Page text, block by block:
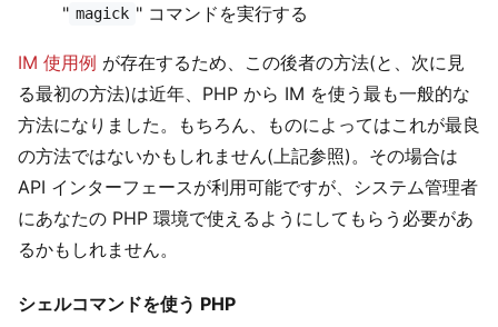
" magick " コマンドを実行する
IM 使用例 が存在するため、この後者の方法(と、次に見
る最初の方法)は近年、PHP から IM を使う最も一般的な
方法になりました。もちろん、ものによってはこれが最良
の方法ではないかもしれません(上記参照)。その場合は
API インターフェースが利用可能ですが、システム管理者
にあなたの PHP 環境で使えるようにしてもらう必要があ
るかもしれません。
シェルコマンドを使う PHP